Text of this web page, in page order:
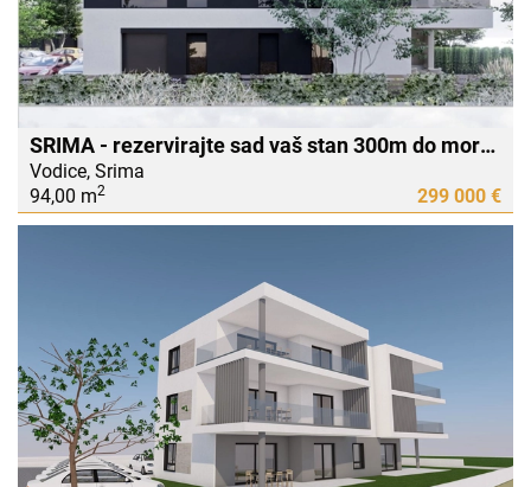
SRIMA - rezervirajte sad vaš stan 300m do mora useljiv u 2026 godini
Vodice, Srima
94,00 m2 299 000 €